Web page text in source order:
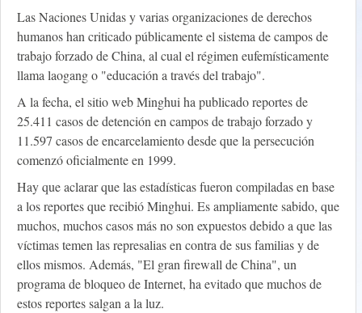
Las Naciones Unidas y varias organizaciones de derechos
humanos han criticado públicamente el sistema de campos de
trabajo forzado de China, al cual el régimen eufemísticamente
llama laogang o "educación a través del trabajo".
A la fecha, el sitio web Minghui ha publicado reportes de
25.411 casos de detención en campos de trabajo forzado y
11.597 casos de encarcelamiento desde que la persecución
comenzó oficialmente en 1999.
Hay que aclarar que las estadísticas fueron compiladas en base
a los reportes que recibió Minghui. Es ampliamente sabido, que
muchos, muchos casos más no son expuestos debido a que las
víctimas temen las represalias en contra de sus familias y de
ellos mismos. Además, "El gran firewall de China", un
programa de bloqueo de Internet, ha evitado que muchos de
estos reportes salgan a la luz.